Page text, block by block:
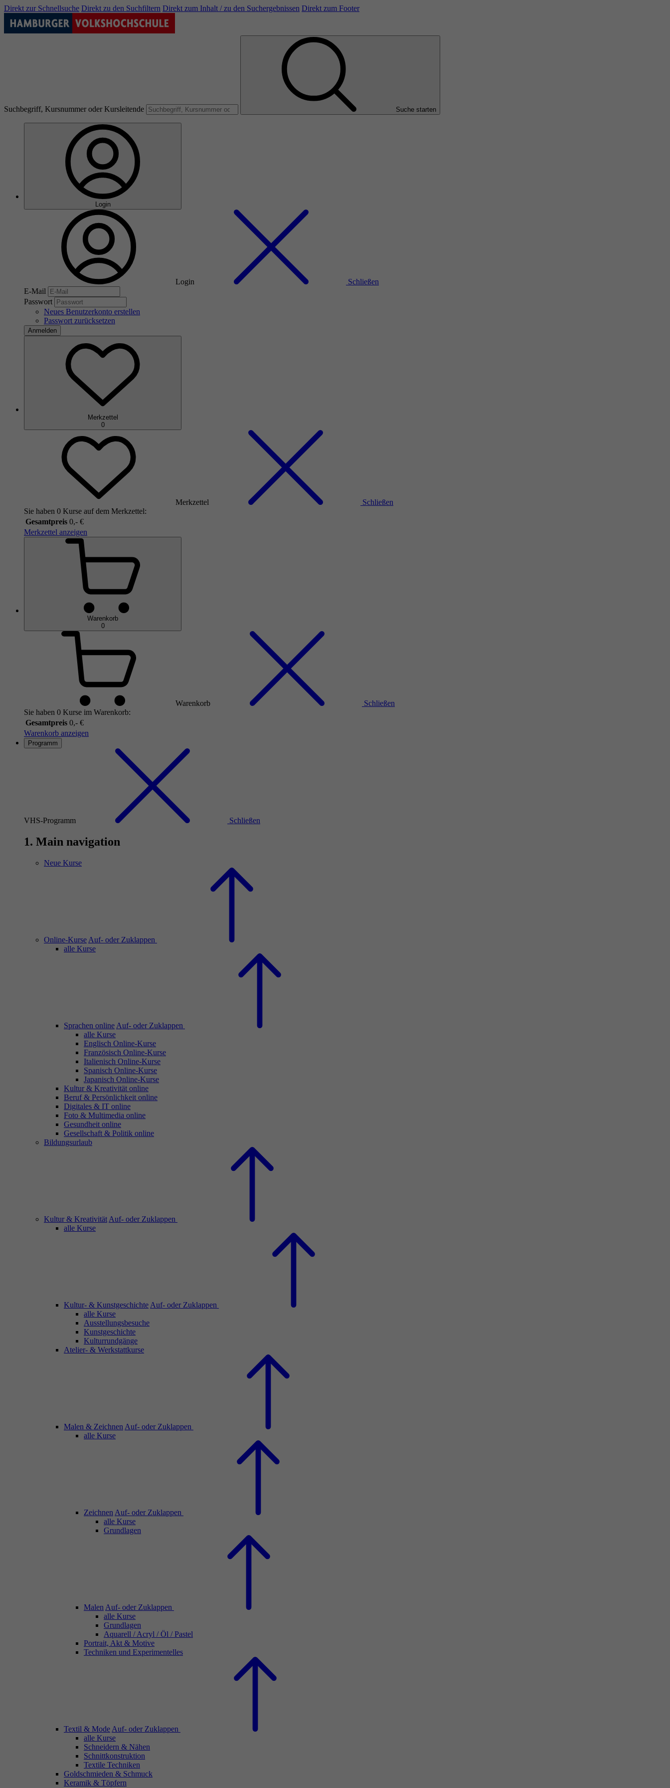
Direkt zur Schnellsuche Direkt zu den Suchfiltern Direkt zum Inhalt / zu den Suchergebnissen Direkt zum Footer
Suchbegriff, Kursnummer oder Kursleitende Suche starten
Login
Login
Schließen
E-Mail
Passwort
Neues Benutzerkonto erstellen
Passwort zurücksetzen
Anmelden
Merkzettel
0
Merkzettel
Schließen
Sie haben 0 Kurse auf dem Merkzettel:
Gesamtpreis 0,- €
Merkzettel anzeigen
Warenkorb
0
Warenkorb
Schließen
Sie haben 0 Kurse im Warenkorb:
Gesamtpreis 0,- €
Warenkorb anzeigen
Programm
VHS-Programm Schließen
1. Main navigation
Neue Kurse
Online-Kurse Auf- oder Zuklappen
alle Kurse
Sprachen online Auf- oder Zuklappen
alle Kurse
Englisch Online-Kurse
Französisch Online-Kurse
Italienisch Online-Kurse
Spanisch Online-Kurse
Japanisch Online-Kurse
Kultur & Kreativität online
Beruf & Persönlichkeit online
Digitales & IT online
Foto & Multimedia online
Gesundheit online
Gesellschaft & Politik online
Bildungsurlaub
Kultur & Kreativität Auf- oder Zuklappen
alle Kurse
Kultur- & Kunstgeschichte Auf- oder Zuklappen
alle Kurse
Ausstellungsbesuche
Kunstgeschichte
Kulturrundgänge
Atelier- & Werkstattkurse
Malen & Zeichnen Auf- oder Zuklappen
alle Kurse
Zeichnen Auf- oder Zuklappen
alle Kurse
Grundlagen
Malen Auf- oder Zuklappen
alle Kurse
Grundlagen
Aquarell / Acryl / Öl / Pastel
Portrait, Akt & Motive
Techniken und Experimentelles
Textil & Mode Auf- oder Zuklappen
alle Kurse
Schneidern & Nähen
Schnittkonstruktion
Textile Techniken
Goldschmieden & Schmuck
Keramik & Töpfern